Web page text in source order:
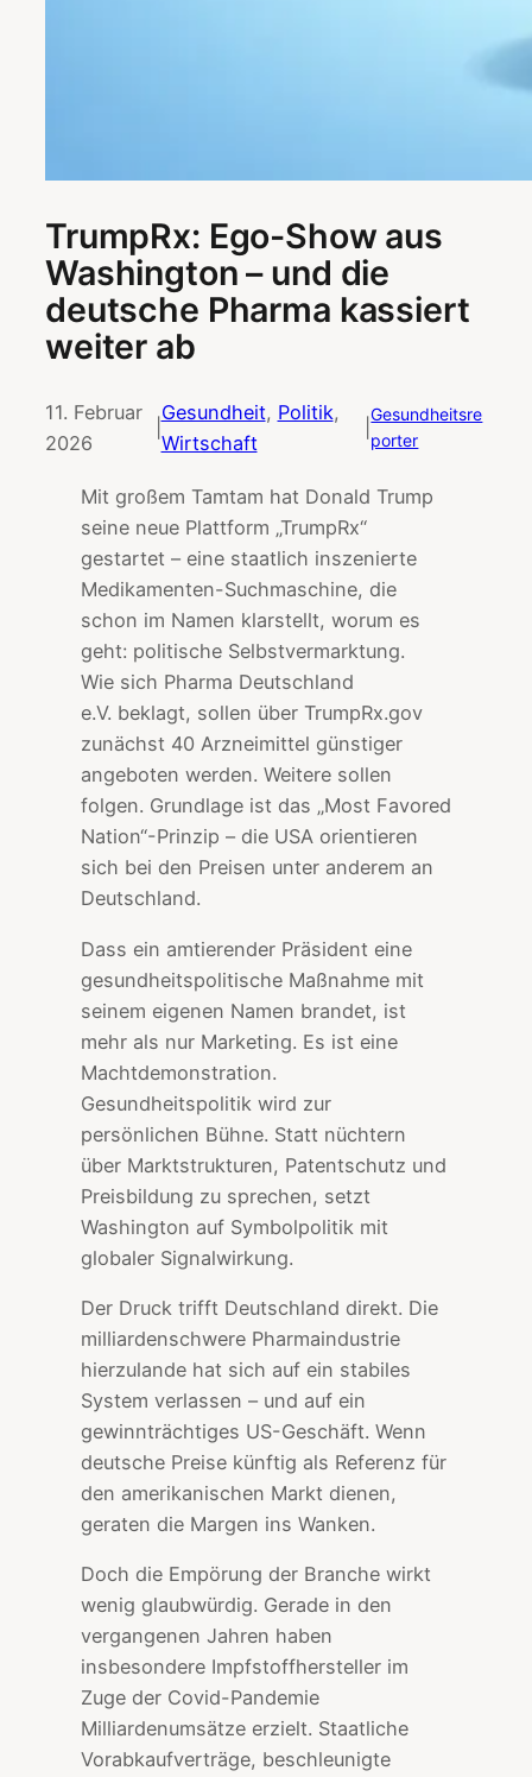
TrumpRx: Ego-Show aus
Washington – und die
deutsche Pharma kassiert
weiter ab
11. Februar
2026
|
Gesundheit, Politik
Wirtschaft
|
Gesundheitsre
porter
Mit großem Tamtam hat Donald Trump
seine neue Plattform „TrumpRx“
gestartet – eine staatlich inszenierte
Medikamenten-Suchmaschine, die
schon im Namen klarstellt, worum es
geht: politische Selbstvermarktung.
Wie sich Pharma Deutschland
e.V. beklagt, sollen über TrumpRx.gov
zunächst 40 Arzneimittel günstiger
angeboten werden. Weitere sollen
folgen. Grundlage ist das „Most Favored
Nation“-Prinzip – die USA orientieren
sich bei den Preisen unter anderem an
Deutschland.
Dass ein amtierender Präsident eine
gesundheitspolitische Maßnahme mit
seinem eigenen Namen brandet, ist
mehr als nur Marketing. Es ist eine
Machtdemonstration.
Gesundheitspolitik wird zur
persönlichen Bühne. Statt nüchtern
über Marktstrukturen, Patentschutz und
Preisbildung zu sprechen, setzt
Washington auf Symbolpolitik mit
globaler Signalwirkung.
Der Druck trifft Deutschland direkt. Die
milliardenschwere Pharmaindustrie
hierzulande hat sich auf ein stabiles
System verlassen – und auf ein
gewinnträchtiges US-Geschäft. Wenn
deutsche Preise künftig als Referenz für
den amerikanischen Markt dienen,
geraten die Margen ins Wanken.
Doch die Empörung der Branche wirkt
wenig glaubwürdig. Gerade in den
vergangenen Jahren haben
insbesondere Impfstoffhersteller im
Zuge der Covid-Pandemie
Milliardenumsätze erzielt. Staatliche
Vorabkaufverträge, beschleunigte